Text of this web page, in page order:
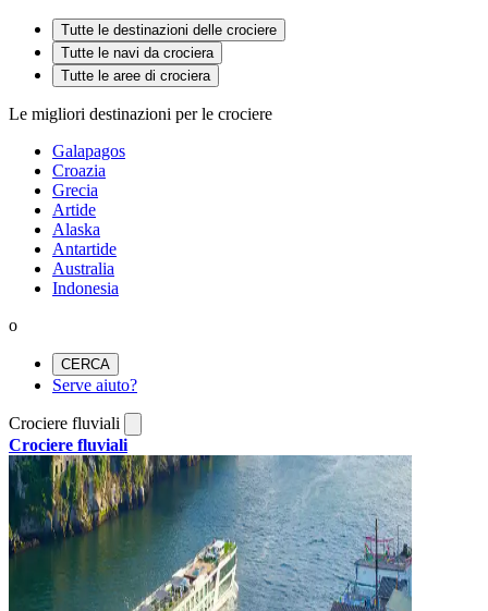
Tutte le destinazioni delle crociere
Tutte le navi da crociera
Tutte le aree di crociera
Le migliori destinazioni per le crociere
Galapagos
Croazia
Grecia
Artide
Alaska
Antartide
Australia
Indonesia
o
CERCA
Serve aiuto?
Crociere fluviali
Crociere fluviali